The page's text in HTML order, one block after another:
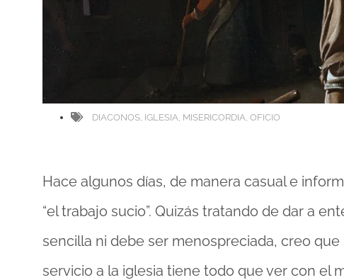
DIACONOS IGLESIA MISERICORDIA OFICIO
Hace algunos días, de manera casual e
“el trabajo sucio”. Quizás tratando de dar a
sencilla ni debe ser menospreciada, creo
servicio a la iglesia tiene todo que ver con el